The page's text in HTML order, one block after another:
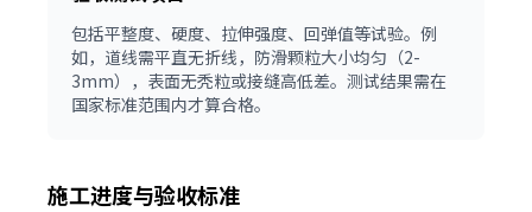
包括平整度、硬度、拉伸强度、回弹值等试验。例
如，道线需平直无折线，防滑颗粒大小均匀（2-
3mm），表面无秃粒或接缝高低差。测试结果需在
国家标准范围内才算合格。
施工进度与验收标准